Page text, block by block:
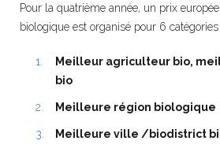
Pour la quatrième année, un prix
biologique est organisé pour 6 catégories
Meilleur agriculteur bio,
bio
Meilleure région biologique
Meilleure ville /biodistrict